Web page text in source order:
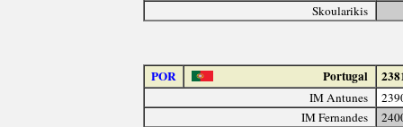
Skoularikis
POR Portugal
IM Antunes
IM Fernandes